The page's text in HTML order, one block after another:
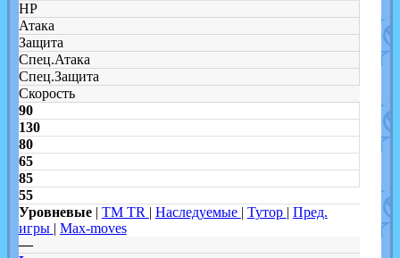
HP
Атака
Защита
Спец.Атака
Спец.Защита
Скорость
90
130
80
65
85
55
Уровневые | TM TR | Наследуемые | Тутор | Пред.
игры | Max-moves
—